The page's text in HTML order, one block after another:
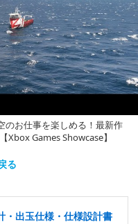
のお仕事を楽しめる！最新作
Xbox Games Showcase】
る
・出玉仕様・仕様設計書